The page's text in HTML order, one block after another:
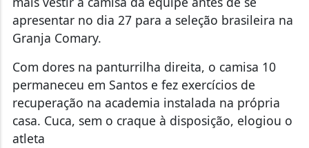
Com dores na panturrilha direita, o camisa 10
permaneceu em Santos e fez exercícios de
recuperação na academia instalada na própria
casa. Cuca, sem o craque à disposição, elogiou o
atleta
– Não tem nada a ver que o Neymar tem